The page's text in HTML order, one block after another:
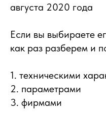
августа 2020 года
Если вы выбираете
как раз разберем и
1. техническими
2. параметрами
3. фирмами